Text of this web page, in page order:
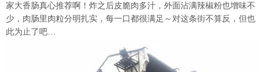
家大香肠真心推荐啊！炸之后皮脆肉多汁，外面沾满辣椒粉也增味不
少，肉肠里肉粒分明扎实，每一口都很满足～对这条街不算反，但也
此为止了吧…